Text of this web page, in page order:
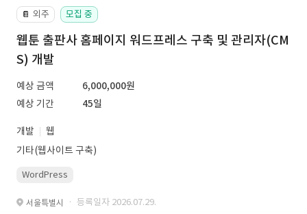
📔 외주 모집 중
웹툰 출판사 홈페이지 워드프레스 구축 및 관리자(CM
S) 개발
예상 금액
6,000,000원
예상 기간
45일
개발
웹
기타(웹사이트 구축)
WordPress
서울특별시 · 등록일자 2026.07.29.